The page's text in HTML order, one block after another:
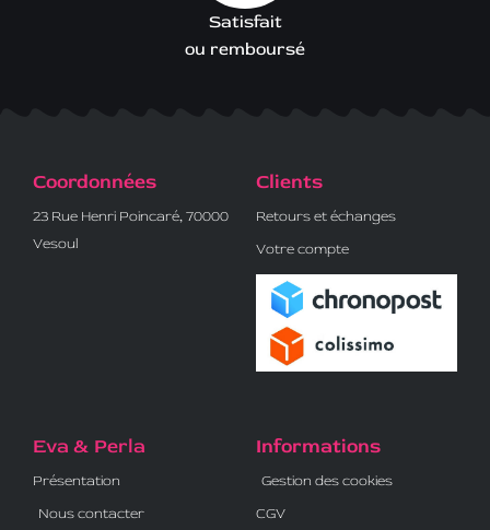
Satisfait
ou remboursé
Coordonnées
23 Rue Henri Poincaré, 70000
Vesoul
Clients
Retours et échanges
Votre compte
Eva & Perla
Présentation
Nous contacter
Informations
Gestion des cookies
CGV